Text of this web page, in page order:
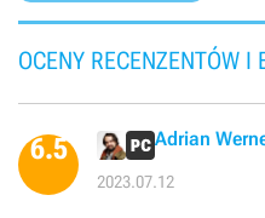
OCENY RECENZENTÓW I
6.5 Adrian
2023.07.12